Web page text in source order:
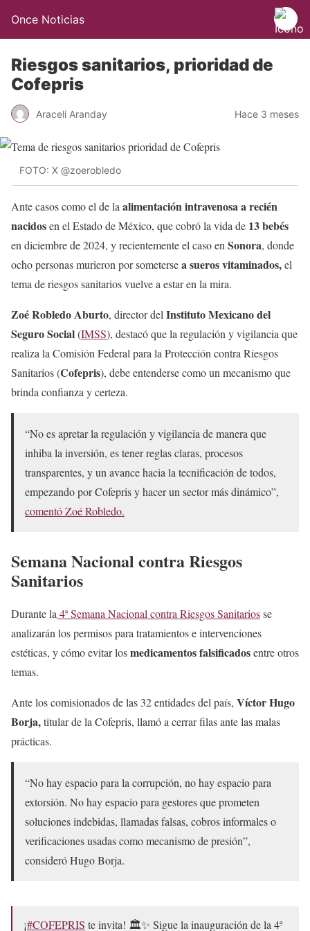
Once Noticias
Riesgos sanitarios, prioridad de
Cofepris
Araceli Aranday Hace 3 meses
FOTO: X @zoerobledo
Ante casos como el de la alimentación intravenosaa recién
nacidosen el Estado de México, que cobró la vida de 13 bebés
en diciembre de 2024, y recientemente el caso en Sonora, donde
ocho personas murieron por sometersea sueros vitaminados,el
tema de riesgos sanitarios vuelve a estar en la mira.
Zoé Robledo Aburto, director del Instituto Mexicano del
Seguro Social(IMSS), destacó que la regulación y vigilancia que
realiza la Comisión Federal para la Protección contra Riesgos
Sanitarios (Cofepris), debe entenderse como un mecanismo que
brinda confianza y certeza.
“No es apretar la regulación y vigilancia de manera que
inhiba la inversión, es tener reglas claras, procesos
transparentes, y un avance hacia la tecnificación de todos,
empezando por Cofepris y hacer un sector más dinámico”,
comentó Zoé Robledo.
Semana Nacional contra Riesgos
Sanitarios
Durante la 4ª Semana Nacional contra Riesgos Sanitariosse
analizarán los permisos para tratamientos e intervenciones
estéticas, y cómo evitar losmedicamentos falsificadosentre otros
temas.
Ante los comisionados de las 32 entidades del país, Víctor Hugo
Borja,titular de la Cofepris, llamó a cerrar filas ante las malas
prácticas.
“No hay espacio para la corrupción, no hay espacio para
extorsión. No hay espacio para gestores que prometen
soluciones indebidas, llamadas falsas, cobros informales o
verificaciones usadas como mecanismo de presión”,
consideró Hugo Borja.
¡#COFEPRIS te invita! 🏛️✨ Sigue la inauguración de la 4ª